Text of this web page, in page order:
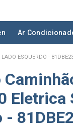
Ar
ESQUERDO -
Eletrica